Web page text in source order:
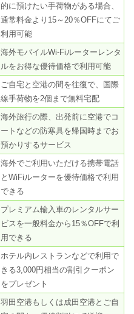
的に預けたい手荷物がある場合、
通常料金より15～20％OFFにてご
利用可能
海外モバイルWi-Fiルーターレンタ
ルをお得な優待価格で利用可能
ご自宅と空港の間を往復で、国際
線手荷物を2個まで無料宅配
海外旅行の際、出発前に空港でコ
ートなどの防寒具を帰国時までお
預かりするサービス
海外でご利用いただける携帯電話
とWiFiルーターを優待価格で利用
できる
プレミアム輸入車のレンタルサー
ビスを一般料金から15％OFFで利
用できる
ホテル内レストランなどで利用で
きる3,000円相当の割引クーポン
をプレゼント
羽田空港もしくは成田空港とご自